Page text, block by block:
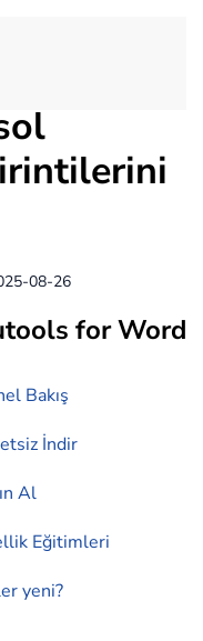
08-26
for Word
Bakış
İndir
Al
Eğitimleri
yeni?